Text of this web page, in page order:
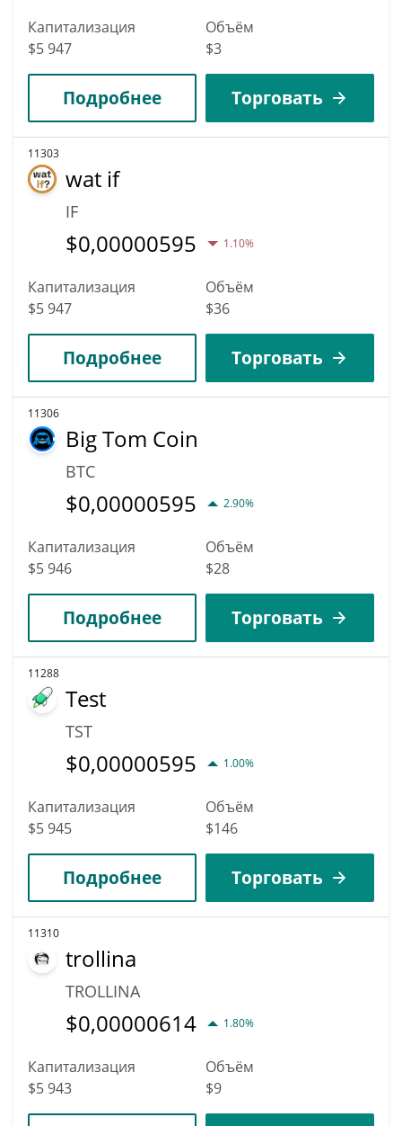
Капитализация
$5 947
Объём
$3
Подробнее Торговать
11303
wat if
IF
$0,00000595 1.10%
Капитализация
$5 947
Объём
$36
Подробнее Торговать
11306
Big Tom Coin
BTC
$0,00000595 2.90%
Капитализация
$5 946
Объём
$28
Подробнее Торговать
11288
Test
TST
$0,00000595 1.00%
Капитализация
$5 945
Объём
$146
Подробнее Торговать
11310
trollina
TROLLINA
$0,00000614 1.80%
Капитализация
$5 943
Объём
$9